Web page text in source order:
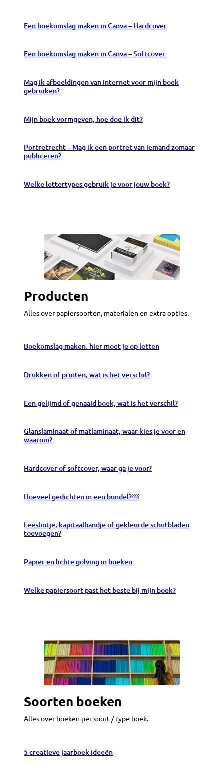
Een boekomslag maken in Canva – Hardcover
Een boekomslag maken in Canva – Softcover
Mag ik afbeeldingen van internet voor mijn boek
gebruiken?
Mijn boek vormgeven, hoe doe ik dit?
Portretrecht – Mag ik een portret van iemand zomaar
publiceren?
Welke lettertypes gebruik je voor jouw boek?
Producten
Alles over papiersoorten, materialen en extra opties.
Boekomslag maken: hier moet je op letten
Drukken of printen, wat is het verschil?
Een gelijmd of genaaid boek, wat is het verschil?
Glanslaminaat of matlaminaat, waar kies je voor en
waarom?
Hardcover of softcover, waar ga je voor?
Hoeveel gedichten in een bundel?￼
Leeslintje, kapitaalbandje of gekleurde schutbladen
toevoegen?
Papier en lichte golving in boeken
Welke papiersoort past het beste bij mijn boek?
Soorten boeken
Alles over boeken per soort / type boek.
5 creatieve jaarboek ideeën